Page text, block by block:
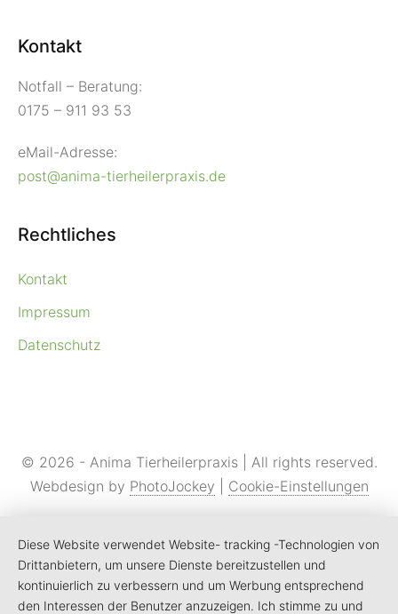
Kontakt
Notfall – Beratung:
0175 – 911 93 53
eMail-Adresse:
post@anima-tierheilerpraxis.de
Rechtliches
Kontakt
Impressum
Datenschutz
© 2026 - Anima Tierheilerpraxis | All rights reserved.
Webdesign by PhotoJockey Cookie-Einstellungen
Diese Website verwendet Website- tracking -Technologien von
Drittanbietern, um unsere Dienste bereitzustellen und
kontinuierlich zu verbessern und um Werbung entsprechend
den Interessen der Benutzer anzuzeigen. Ich stimme zu und